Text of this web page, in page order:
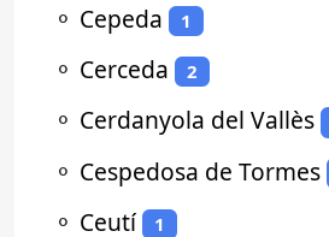
⚬ Cepeda 1
⚬ Cerceda 2
⚬ Cerdanyola del Vallès
⚬ Cespedosa de Tormes
⚬ Ceutí 1